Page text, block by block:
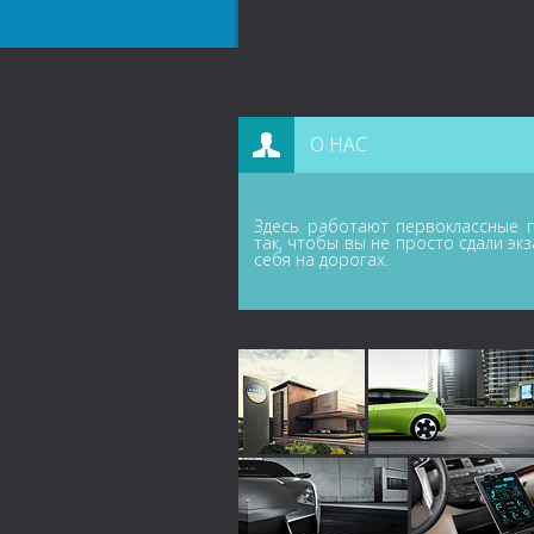
О НАС
Здесь работают первоклассные
так, чтобы вы не просто сдали
себя на дорогах.